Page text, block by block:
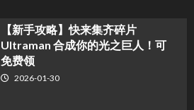
【新手攻略】快来集齐碎片
Ultraman 合成你的光之巨人！可
免费领
2026-01-30